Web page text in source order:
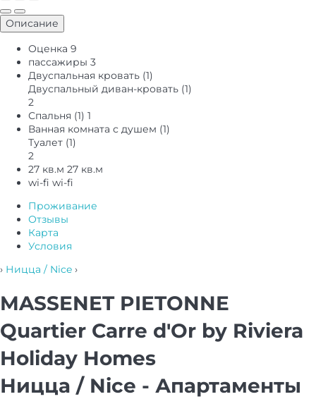
Описание
Оценка 9
пассажиры 3
Двуспальная кровать (1)
Двуспальный диван-кровать (1)
2
Спальня (1) 1
Ванная комната с душем (1)
Туалет (1)
2
27 кв.м 27 кв.м
wi-fi wi-fi
Проживание
Отзывы
Карта
Условия
› Ницца / Nice ›
MASSENET PIETONNE
Quartier Carre d'Or by Riviera
Holiday Homes
Ницца / Nice - Апартаменты